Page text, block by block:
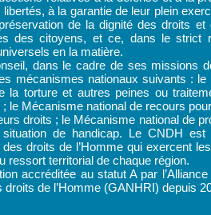
à la garantie de leur plein
de la dignité des droits et
des citoyens, et ce, dans le strict
en la matière.
dans le cadre de ses missions
mécanismes nationaux suivants : le
la torture et autres peines ou
le Mécanisme national de recours
droits ; le Mécanisme national de
de handicap. Le CNDH est
droits de l’Homme qui exercent
ressort territorial de chaque région.
accréditée au statut A par
droits de l’Homme (GANHRI) depuis